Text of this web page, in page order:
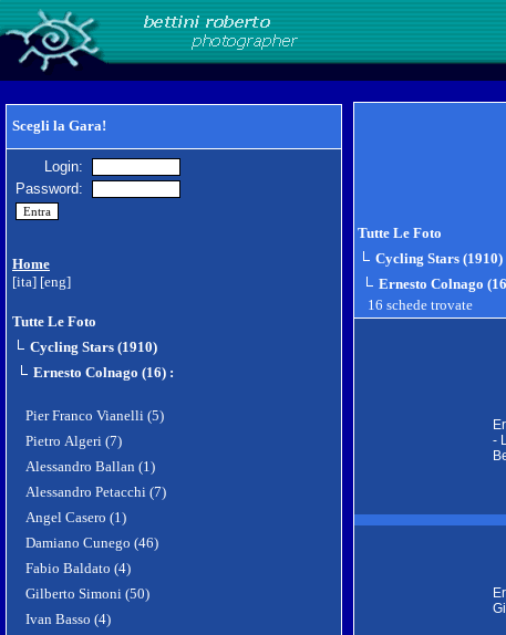
Scegli la Gara!
Login:
Password:
Home
[ita] [eng]
Tutte Le Foto
Cycling Stars (1910)
Ernesto Colnago (16) :
Pier Franco Vianelli (5)
Pietro Algeri (7)
Alessandro Ballan (1)
Alessandro Petacchi (7)
Angel Casero (1)
Damiano Cunego (46)
Fabio Baldato (4)
Gilberto Simoni (50)
Ivan Basso (4)
Tutte Le Foto
Cycling Stars (1910)
Ernesto Colnago
16 schede trovate
-